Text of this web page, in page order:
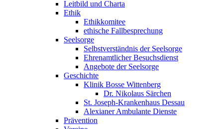
Leitbild und Charta
Ethik
Ethikkomitee
ethische Fallbesprechung
Seelsorge
Selbstverständnis der Seelsorge
Ehrenamtlicher Besuchsdienst
Angebote der Seelsorge
Geschichte
Klinik Bosse Wittenberg
Dr. Nikolaus Särchen
St. Joseph-Krankenhaus Dessau
Alexianer Ambulante Dienste
Prävention